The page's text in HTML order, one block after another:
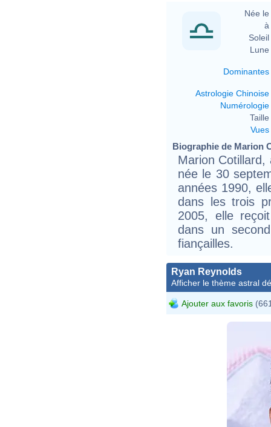
Née le
à
Soleil
Lune
Dominantes
Astrologie Chinoise
Numérologie
Taille
Vues
Biographie de Marion
Marion
née le 30
années 1990,
dans les trois
2005, elle
dans un
fiançailles.
Ryan Reynolds
Afficher le thème astral
Ajouter aux favoris